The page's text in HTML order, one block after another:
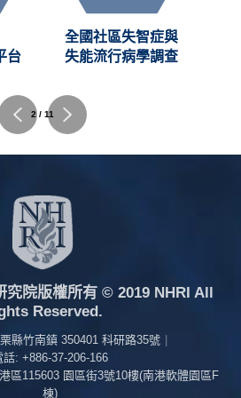
台
全國社區失智症與
失能流行病學調查
2 / 11
究院版權所有 © 2019 NHRI All
Reserved.
縣竹南鎮 350401 科研路35號 |
話: +886-37-206-166
區115603 園區街3號10樓(南港軟體園區F
棟)